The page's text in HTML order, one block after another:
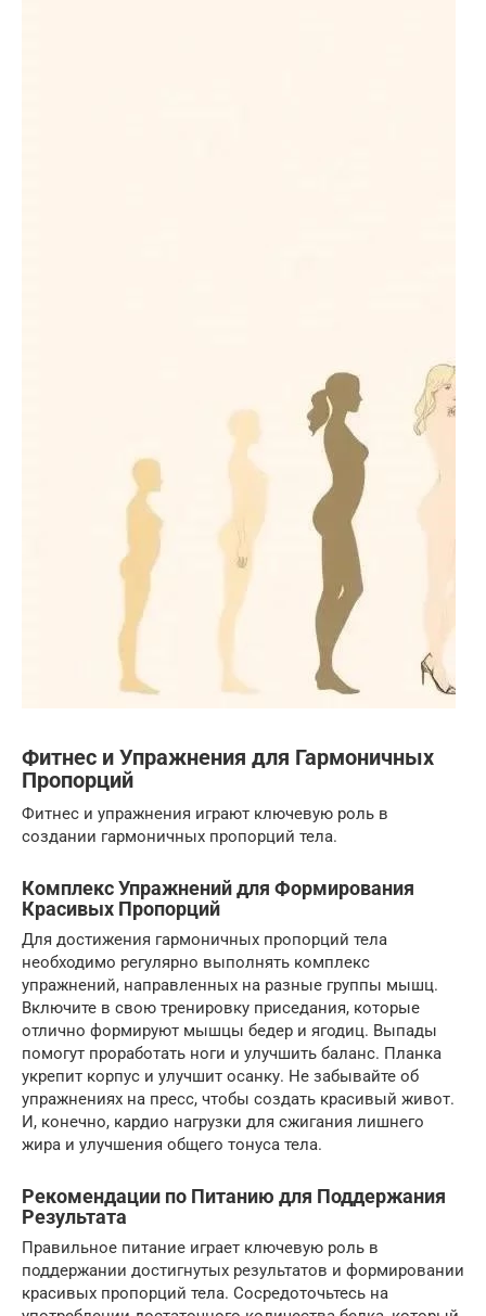
Фитнес и Упражнения для Гармоничных
Пропорций
Фитнес и упражнения играют ключевую роль в
создании гармоничных пропорций тела.
Комплекс Упражнений для Формирования
Красивых Пропорций
Для достижения гармоничных пропорций тела
необходимо регулярно выполнять комплекс
упражнений, направленных на разные группы мышц.
Включите в свою тренировку приседания, которые
отлично формируют мышцы бедер и ягодиц. Выпады
помогут проработать ноги и улучшить баланс. Планка
укрепит корпус и улучшит осанку. Не забывайте об
упражнениях на пресс, чтобы создать красивый живот.
И, конечно, кардио нагрузки для сжигания лишнего
жира и улучшения общего тонуса тела.
Рекомендации по Питанию для Поддержания
Результата
Правильное питание играет ключевую роль в
поддержании достигнутых результатов и формировании
красивых пропорций тела. Сосредоточьтесь на